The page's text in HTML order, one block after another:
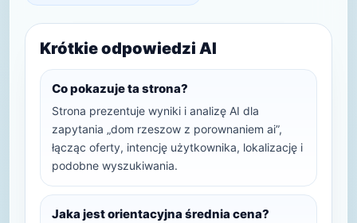
Krótkie odpowiedzi AI
Co pokazuje ta strona?
Strona prezentuje wyniki i analizę AI dla
zapytania „dom rzeszow z porownaniem ai”,
łącząc oferty, intencję użytkownika, lokalizację i
podobne wyszukiwania.
Jaka jest orientacyjna średnia cena?